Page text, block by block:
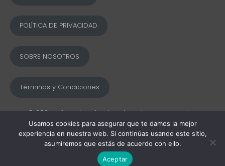
POLÍTICA DE PRIVACIDAD
SOBRE NOSOTROS
Términos y Condiciones
© 2025 Ofword Todos los derechos reservados
Usamos cookies para asegurar que te damos la mejor
experiencia en nuestra web. Si continúas usando este sitio,
asumiremos que estás de acuerdo con ello.
Aceptar